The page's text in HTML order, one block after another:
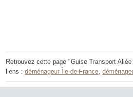
Retrouvez cette page "Guise Transport
liens : déménageur Île-de-France,